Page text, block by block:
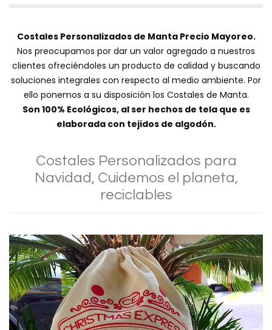
Costales Personalizados de Manta Precio Mayoreo.
Nos preocupamos por dar un valor agregado a nuestros
clientes ofreciéndoles un producto de calidad y buscando
soluciones integrales con respecto al medio ambiente. Por
ello ponemos a su disposición los Costales de Manta.
Son 100% Ecológicos, al ser hechos de tela que es
elaborada con tejidos de algodón.
Costales Personalizados para
Navidad, Cuidemos el planeta,
reciclables